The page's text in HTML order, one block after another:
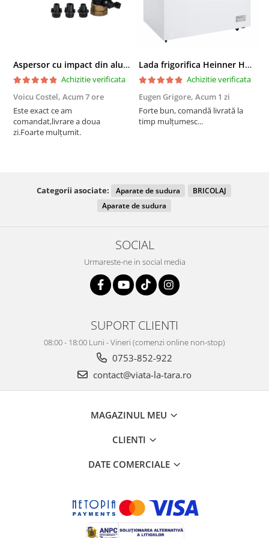
Aspersor cu impact din aluminiu cu FI, Presiune (bar)1.5-5, Diametru de aspersie (m)32-58
Achizitie verificata
Voicu Costel, Acum 7 ore
Este exact ce am
comandat,livrare a doua
zi.Foarte mulțumit.
Lada frigorifica Heinner HCF-287CNHE++, 287 l, Clasa E, Compresor inverter, Iluminare LED, Functionalitate frigider, Alb
Achizitie verificata
Eugen Grigore, Acum 1 zi
Forte bun, comandă livrată la
timp mulțumesc...
Categorii asociate: Aparate de sudura
BRICOLAJ
Aparate de sudura
SOCIAL
Urmareste-ne in social media
SUPORT CLIENTI
08:00 - 18:00 Luni - Vineri (comenzi online non-stop)
0753-852-922
contact@viata-la-tara.ro
MAGAZINUL MEU
CLIENTI
DATE COMERCIALE